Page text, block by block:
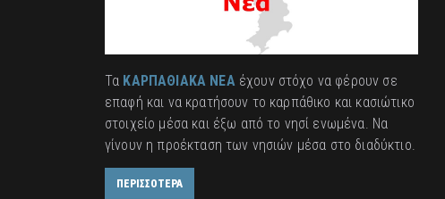
Τα ΚΑΡΠΑΘΙΑΚΑ ΝΕΑέχουν στόχο να φέρουν σε
επαφή και να κρατήσουν το καρπάθικο και κασιώτικο
στοιχείο μέσα και έξω από το νησί ενωμένα. Να
γίνουν η προέκταση των νησιών μέσα στο διαδύκτιο.
ΠΕΡΙΣΣΟΤΕΡΑ